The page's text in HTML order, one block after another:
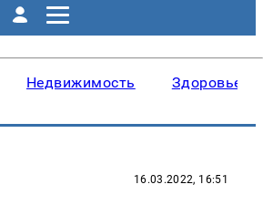
Недвижимость Здоровье
16.03.2022, 16:51